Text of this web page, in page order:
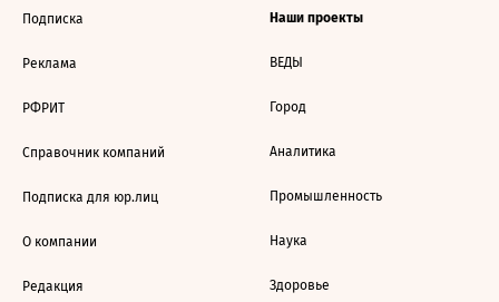
Подписка
Реклама
РФРИТ
Справочник компаний
Подписка для юр.лиц
О компании
Редакция
Наши проекты
ВЕДЫ
Город
Аналитика
Промышленность
Наука
Здоровье